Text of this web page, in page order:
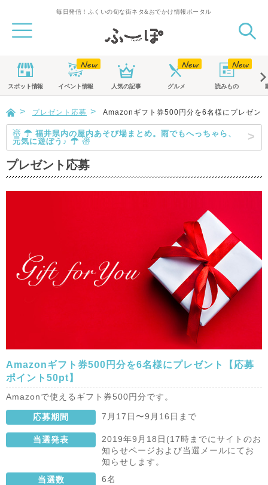
毎日発信！ふくいの旬な街ネタ&おでかけ情報ポータル
スポット情報 イベント情報 人気の記事 グルメ 読みもの
プレゼント応募 Amazonギフト券500円分を6名様にプレゼン
☃ ☂ 福井県内の屋内あそび場まとめ。雨でもへっちゃら、
元気に遊ぼう♪ ☂ ☃
プレゼント応募
Amazonギフト券500円分を6名様にプレゼント【応募
ポイント50pt】
Amazonで使えるギフト券500円分です。
応募期間 7月17日〜9月16日まで
当選発表
2019年9月18日(17時までにサイトのお
知らせページおよび当選メールにてお
知らせします。
当選数
6名